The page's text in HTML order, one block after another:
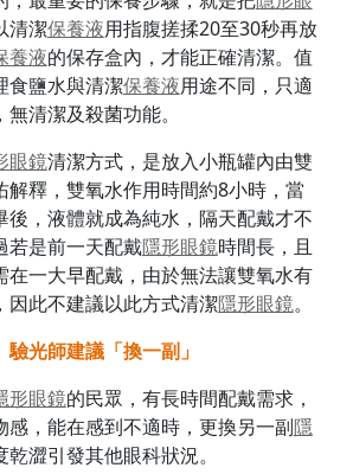
清潔保養液用指腹搓揉20至30秒再放
養液的保存盒內，才能正確清潔。值
食鹽水與清潔保養液用途不同，只適
清潔及殺菌功能。
眼鏡清潔方式，是放入小瓶罐內由雙
解釋，雙氧水作用時間約8小時，當
後，液體就成為純水，隔天配戴才不
若是前一天配戴隱形眼鏡時間長，且
在一大早配戴，由於無法讓雙氧水有
因此不建議以此方式清潔隱形眼鏡。
光師建議「換一副」
形眼鏡的民眾，有長時間配戴需求，
感，能在感到不適時，更換另一副隱
澀引發其他眼科狀況。